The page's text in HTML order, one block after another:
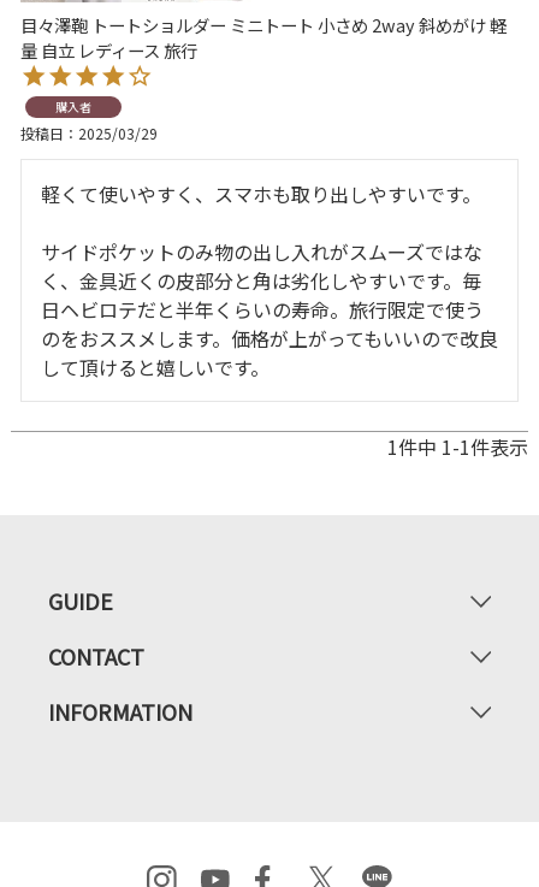
目々澤鞄 トートショルダー ミニトート 小さめ 2way 斜めがけ 軽
量 自立 レディース 旅行
購入者
投稿日 2025/03/29
軽くて使いやすく、スマホも取り出しやすいです。
サイドポケットのみ物の出し入れがスムーズではな
く、金具近くの皮部分と角は劣化しやすいです。毎
日ヘビロテだと半年くらいの寿命。旅行限定で使う
のをおススメします。価格が上がってもいいので改良
して頂けると嬉しいです。
1件中 1-1件表示
GUIDE
CONTACT
INFORMATION